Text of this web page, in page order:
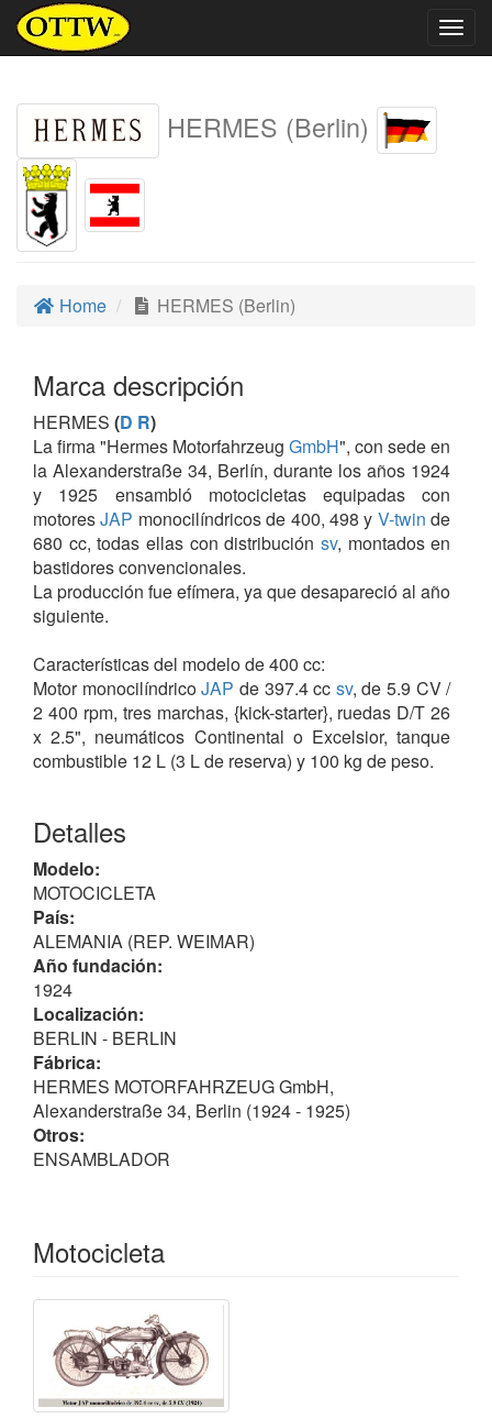
HERMES (Berlin)
Home HERMES (Berlin)
Marca descripción
HERMES (D R)
La firma "Hermes MotorfahrzeugGmbH", con sede en
la Alexanderstraße 34, Berlín, durante los años 1924
y 1925 ensambló motocicletas equipadas con
motoresJAP monocilíndricos de 400, 498 y V-twin de
680 cc, todas ellas con distribución sv, montados en
bastidores convencionales.
La producción fue efímera, ya que desapareció al año
siguiente.
Características del modelo de 400 cc:
Motor monocilíndricoJAP de 397.4 cc sv, de 5.9 CV /
2 400 rpm, tres marchas, {kick-starter}, ruedas D/T 26
x 2.5", neumáticos Continental o Excelsior, tanque
combustible 12 L (3 L de reserva) y 100 kg de peso.
(Hamburg),HERMES (NL)
Detalles
Modelo:
MOTOCICLETA
País:
ALEMANIA (REP. WEIMAR)
Año fundación:
1924
Localización:
BERLIN - BERLIN
Fábrica:
HERMES MOTORFAHRZEUG GmbH,
Alexanderstraße 34, Berlin (1924 - 1925)
Otros:
ENSAMBLADOR
Motocicleta